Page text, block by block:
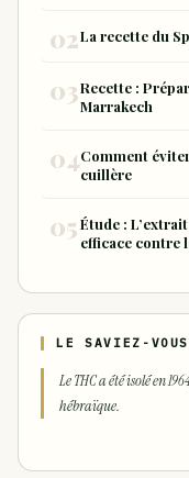
La recette du
Recette :
Marrakech
Comment
cuillère
Étude :
efficace contre
LE SAVIEZ-
Le THC a été isolé en
hébraïque.